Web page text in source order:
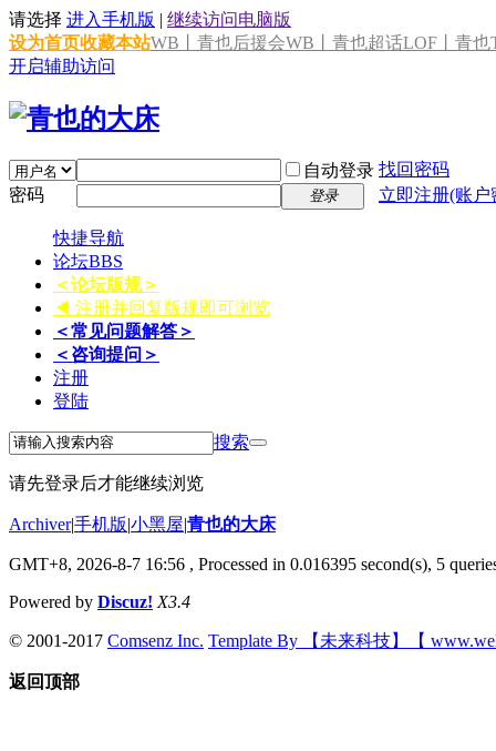
请选择 进入手机版 | 继续访问电脑版
设为首页收藏本站WB丨青也后援会WB丨青也超话LOF丨青也
开启辅助访问
自动登录 找回密码
密码
登录 立即注册(账
快捷导航
论坛BBS
＜论坛版规＞
◀ 注册并回复版规即可浏览
＜常见问题解答＞
＜咨询提问＞
注册
登陆
搜索
请先登录后才能继续浏览
Archiver|手机版|小黑屋|青也的大床
GMT+8, 2026-8-7 16:56 , Processed in 0.016395 second(s), 5
Powered by Discuz! X3.4
© 2001-2017 Comsenz Inc. Template By 【未来科技】【
返回顶部